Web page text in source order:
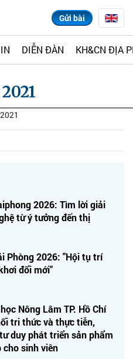
Gửi bài
DIỄN ĐÀN KH&CN ĐỊA
2026: Tìm lời giải
từ ý tưởng đến thị
Phòng 2026: "Hội tụ trí
đổi mới"
Nông Lâm TP. Hồ Chí
tri thức và thực tiễn,
duy phát triển sản phẩm
cho sinh viên